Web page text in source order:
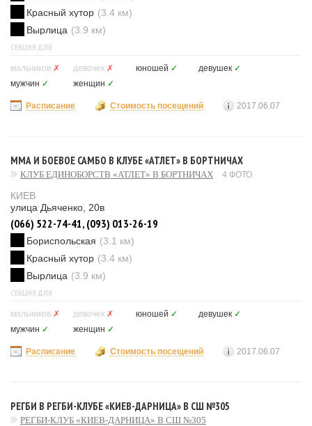
Красный хутор (3.4 км)
Вырлица (3.9 км)
СЕКЦИЯ ДЛЯ
мальчиков ✗ девочек ✗ юношей ✓ девушек ✓
мужчин ✓ женщин ✓
Расписание Стоимость посещений 2017.06.07
ММА И БОЕВОЕ САМБО В КЛУБЕ «АТЛЕТ» В БОРТНИЧАХ
КЛУБ ЕДИНОБОРСТВ «АТЛЕТ» В БОРТНИЧАХ 4 ФОТО
КИЕВ
улица Дьяченко, 20в
(066) 522-74-41, (093) 013-26-19
Бориспольская (3.1 км)
Красный хутор (3.4 км)
Вырлица (3.9 км)
СЕКЦИЯ ДЛЯ
мальчиков ✗ девочек ✗ юношей ✓ девушек ✓
мужчин ✓ женщин ✓
Расписание Стоимость посещений 2017.06.07
РЕГБИ В РЕГБИ-КЛУБЕ «КИЕВ-ДАРНИЦА» В СШ №305
РЕГБИ-КЛУБ «КИЕВ-ДАРНИЦА» В СШ №305